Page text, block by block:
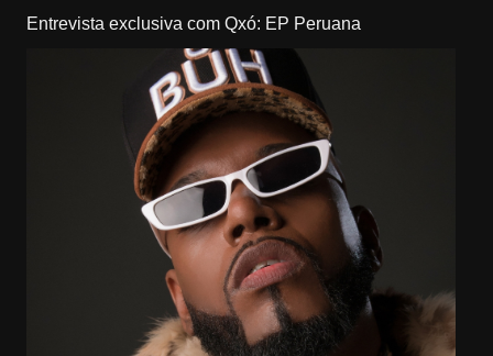
Entrevista exclusiva com Qxó: EP Peruana